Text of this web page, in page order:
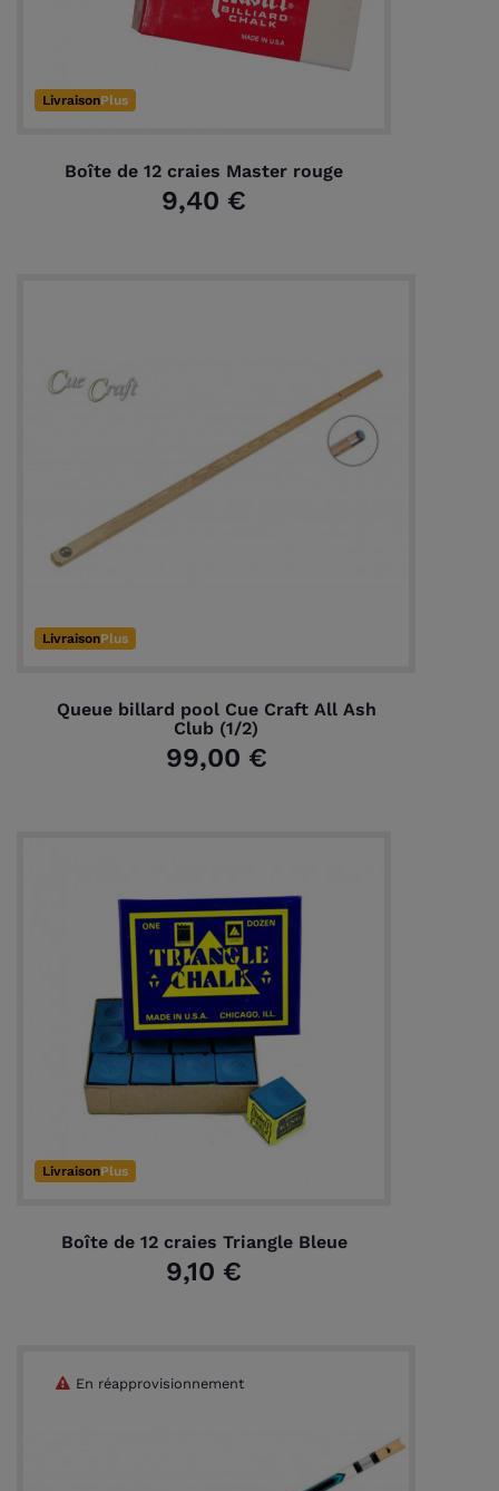
LivraisonPlus
Boîte de 12 craies Master rouge
9,40 €
LivraisonPlus
Queue billard pool Cue Craft All Ash
Club (1/2)
99,00 €
LivraisonPlus
Boîte de 12 craies Triangle Bleue
9,10 €
En réapprovisionnement